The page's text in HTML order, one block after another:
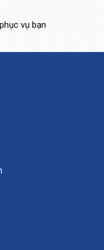
vụ bạn